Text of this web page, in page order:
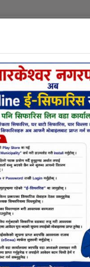
कार्यालय
आधार "
विधुतीय शुसासन सेवा
कार्यक्रम
उपप्रमुख श्री
नगर शिक्षा
१-५) मा कार्यरत